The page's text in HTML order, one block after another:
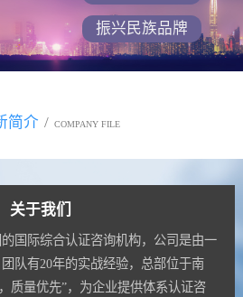
振兴民族品牌
简介 / COMPANY FILE
关于我们
国际综合认证咨询机构，公司是由一
队有20年的实战经验，总部位于南
质量优先”，为企业提供体系认证咨